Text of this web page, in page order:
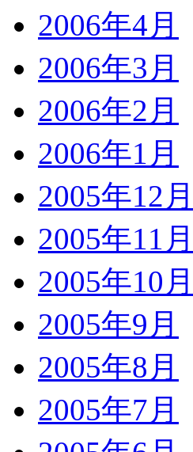
2006年4月
2006年3月
2006年2月
2006年1月
2005年12月
2005年11月
2005年10月
2005年9月
2005年8月
2005年7月